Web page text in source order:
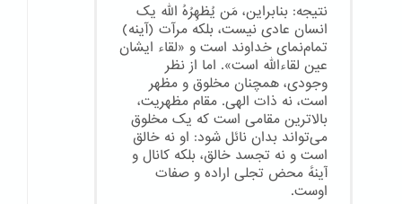
نتیجه: بنابراین، مَن یُظهِرُهُ الله یک
انسان عادی نیست، بلکه مرآت (آینه)
تمام‌نمای خداوند است و «لقاء ایشان
عین لقاءالله است». اما از نظر
وجودی، همچنان مخلوق و مظهر
است، نه ذات الهی. مقام مظهریت،
بالاترین مقامی است که یک مخلوق
می‌تواند بدان نائل شود: او نه خالق
است و نه تجسد خالق، بلکه کانال و
آینهٔ محض تجلی اراده و صفات
اوست.